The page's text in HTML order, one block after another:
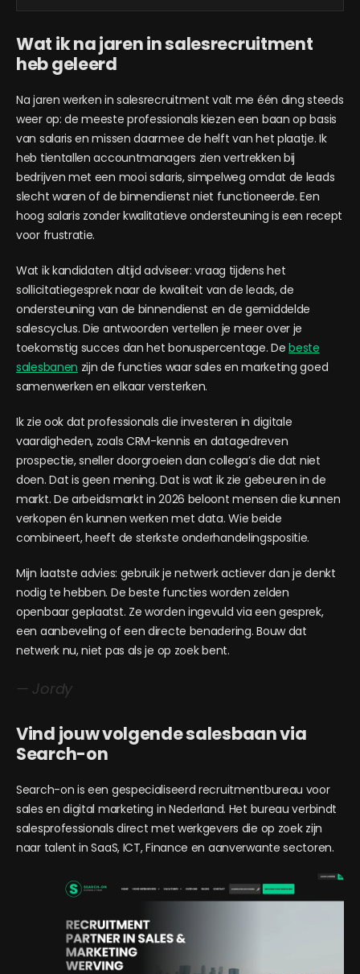
Wat ik na jaren in salesrecruitment
heb geleerd
Na jaren werken in salesrecruitment valt me één ding steeds
weer op: de meeste professionals kiezen een baan op basis
van salaris en missen daarmee de helft van het plaatje. Ik
heb tientallen accountmanagers zien vertrekken bij
bedrijven met een mooi salaris, simpelweg omdat de leads
slecht waren of de binnendienst niet functioneerde. Een
hoog salaris zonder kwalitatieve ondersteuning is een recept
voor frustratie.
Wat ik kandidaten altijd adviseer: vraag tijdens het
sollicitatiegesprek naar de kwaliteit van de leads, de
ondersteuning van de binnendienst en de gemiddelde
salescyclus. Die antwoorden vertellen je meer over je
toekomstig succes dan het bonuspercentage. Debeste
salesbanen zijn de functies waar sales en marketing goed
samenwerken en elkaar versterken.
Ik zie ook dat professionals die investeren in digitale
vaardigheden, zoals CRM-kennis en datagedreven
prospectie, sneller doorgroeien dan collega’s die dat niet
doen. Dat is geen mening. Dat is wat ik zie gebeuren in de
markt. De arbeidsmarkt in 2026 beloont mensen die kunnen
verkopen én kunnen werken met data. Wie beide
combineert, heeft de sterkste onderhandelingspositie.
Mijn laatste advies: gebruik je netwerk actiever dan je denkt
nodig te hebben. De beste functies worden zelden
openbaar geplaatst. Ze worden ingevuld via een gesprek,
een aanbeveling of een directe benadering. Bouw dat
netwerk nu, niet pas als je op zoek bent.
— Jordy
Vind jouw volgende salesbaan via
Search-on
Search-on is een gespecialiseerd recruitmentbureau voor
sales en digital marketing in Nederland. Het bureau verbindt
salesprofessionals direct met werkgevers die op zoek zijn
naar talent in SaaS, ICT, Finance en aanverwante sectoren.